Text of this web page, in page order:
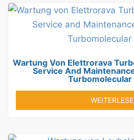
Wartung Von Elettrorava
Service And
Turbomolecular